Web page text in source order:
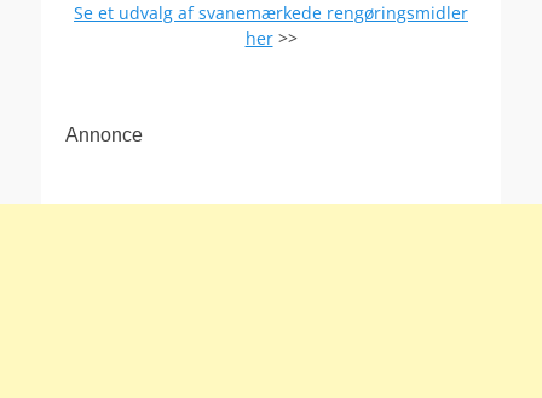
Se et udvalg af svanemærkede rengøringsmidler
her>>
Annonce